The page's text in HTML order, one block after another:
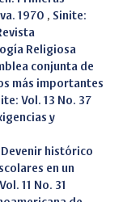
1970 , Sinite:
Religiosa
conjunta de
más importantes
Vol. 13 No. 37
y
Devenir histórico
en un
11 No. 31